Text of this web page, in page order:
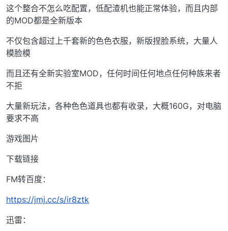
这个整合不怎么吃配置，低配渣机也能正常体验，而且内部
的MOD都是全新版本
不仅包含超过上千套新的色色衣服，新版捏脸系统，大量人
模脸模
而且还有全新实验室MOD，任何时间任何地点任何种族来者
不拒
大量新玩法，各种色色道具也都有收录，大概160G，对电脑
要求不高
游戏图片
下载链接
FM转百度：
https://jmj.cc/s/ir8ztk
迅雷：